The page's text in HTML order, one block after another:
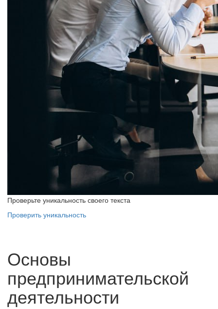
Проверьте уникальность своего текста
Проверить уникальность
Основы
предпринимательской
деятельности